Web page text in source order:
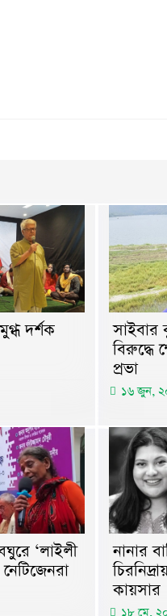
দর্শক
সাইবার
বিরুদ্ধে
প্রভা
১৬ জুন,
‘লাইলী
নানার
কায়সার